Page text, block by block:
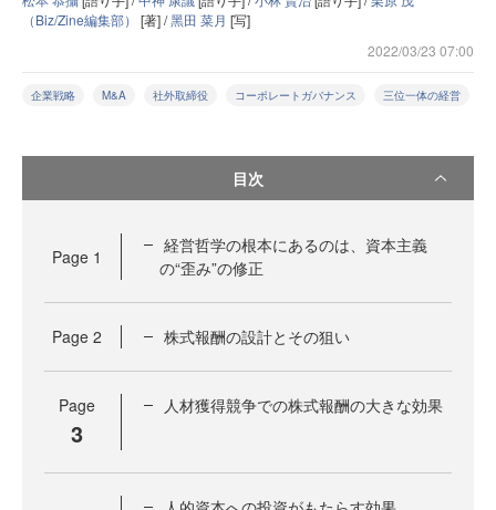
（Biz/Zine編集部） [著] /黑田 菜月 [写]
2022/03/23 07:00
企業戦略 M&A 社外取締役 コーポレートガバナンス 三位一体の経営
目次
Page 1
経営哲学の根本にあるのは、資本主義
の“歪み”の修正
Page 2 株式報酬の設計とその狙い
Page
3
人材獲得競争での株式報酬の大きな効果